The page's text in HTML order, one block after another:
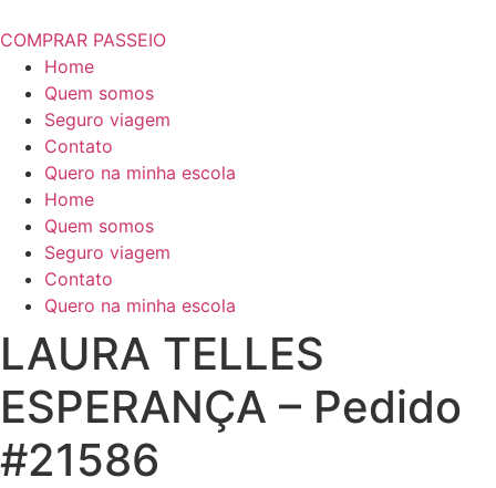
COMPRAR PASSEIO
Home
Quem somos
Seguro viagem
Contato
Quero na minha escola
Home
Quem somos
Seguro viagem
Contato
Quero na minha escola
LAURA TELLES
ESPERANÇA – Pedido
#21586